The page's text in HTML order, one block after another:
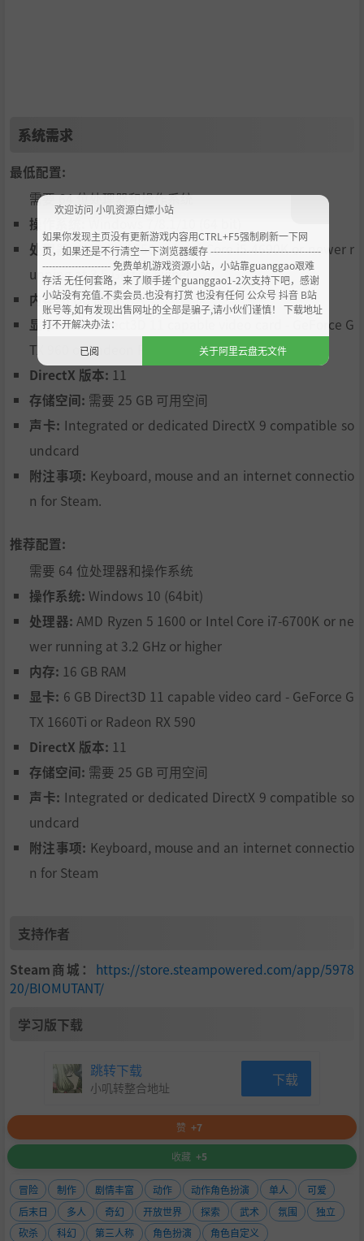
族之间分崩离析，需要一位强者将他们统一亦或是将他们
毁灭……
叙事者将会讲述你旅途的每一步并引导你探索整个世界。
但只有你自己的行动才能决定你故事的结局。
系统需求
最低配置:
需要 64 位处理器和操作系统
操作系统:
处理器:AMD FX-8350 or Intel Core i5-4690K or newer r
unning at 3.5 GHz or higher
内存:8 GB RAM
显卡:4 GB Direct3D 11 capable video card - GeForce G
TX 960 or Radeon R9 380
DirectX 版本: 11
存储空间: 需要 25 GB 可用空间
声卡: Integrated or dedicated DirectX 9 compatible so
undcard
附注事项: Keyboard, mouse and an internet connectio
n for Steam.
推荐配置:
需要 64 位处理器和操作系统
操作系统: Windows 10 (64bit)
处理器: AMD Ryzen 5 1600 or Intel Core i7-6700K or ne
wer running at 3.2 GHz or higher
内存: 16 GB RAM
显卡: 6 GB Direct3D 11 capable video card - GeForce G
TX 1660Ti or Radeon RX 590
DirectX 版本: 11
存储空间: 需要 25 GB 可用空间
声卡: Integrated or dedicated DirectX 9 compatible so
undcard
附注事项: Keyboard, mouse and an internet connectio
n for Steam
支持作者
Steam商城： https://store.steampowered.com/app/5978
20/BIOMUTANT/
学习版下载
跳转下载
小叽转整合地址 下载
赞 +7
收藏 +5
冒险 制作 剧情丰富 动作 动作角色扮演 单人
可爱
后末日
多人 奇幻 开放世界 探索 武术 氛围
独立
砍杀
科幻 第三人称 角色扮演
角色自定义
欢迎访问 小叽资源白嫖小站
如果你发现主页没有更新游戏内容用CTRL+F5强制刷新一下网
页，如果还是不行清空一下浏览器缓存 ----------------------------------
--------------------- 免费单机游戏资源小站，小站靠guanggao艰难
存活 无任何套路，来了顺手搓个guanggao1-2次支持下吧，感谢
小站没有充值.不卖会员.也没有打赏 也没有任何 公众号 抖音 B站
账号等,如有发现出售网址的全部是骗子,请小伙们谨慎！ 下载地址
打不开解决办法：
已阅
关于阿里云盘无文件